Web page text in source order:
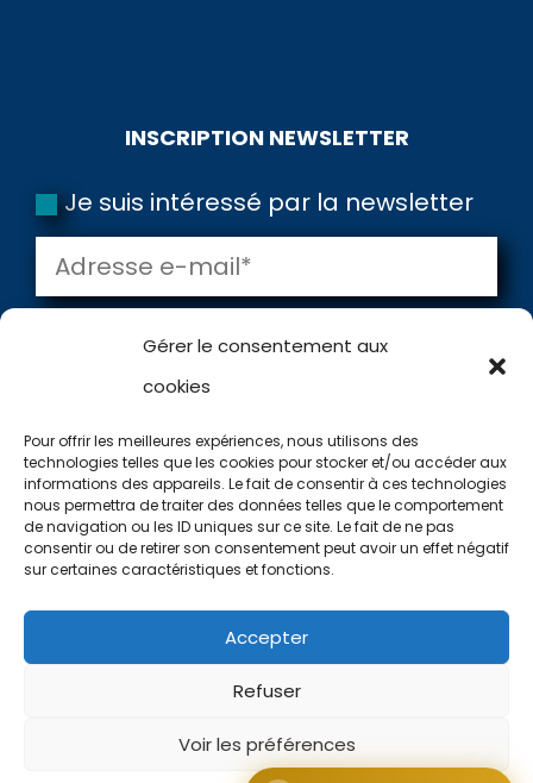
Gérer le consentement aux
cookies
Pour offrir les meilleures expériences, nous utilisons des
technologies telles que les cookies pour stocker et/ou accéder aux
informations des appareils. Le fait de consentir à ces technologies
nous permettra de traiter des données telles que le comportement
de navigation ou les ID uniques sur ce site. Le fait de ne pas
consentir ou de retirer son consentement peut avoir un effet négatif
sur certaines caractéristiques et fonctions.
Accepter
Refuser
Voir les préférences
INSCRIPTION NEWSLETTER
Je suis intéressé par la newsletter
9 + 12= VALIDER
Copyright @2024 – Canoe Diffusion – Tous
droits Réservés
1 Votre niveau
2 Type d'eau
Vos préférences
✓ Recommandations
Trouver mon canoë